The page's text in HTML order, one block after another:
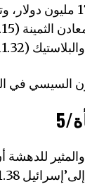
دولة الاحتلال
والمثير للدهشة